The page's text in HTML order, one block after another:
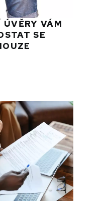
VÁM
SE